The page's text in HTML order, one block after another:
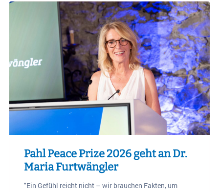
Pahl Peace Prize 2026 geht an Dr.
Maria Furtwängler
"Ein Gefühl reicht nicht – wir brauchen Fakten, um